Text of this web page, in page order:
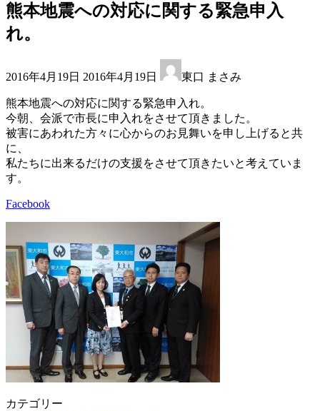
熊本地震への対応に関する緊急申入
れ。
2016年4月19日 終
更
新
日
時
2016年4月19日 東口 まさみ
熊本地震への対応に関する緊急申入れ。
今朝、会派で市長に申入れをさせて頂きました。
被害にあわれた方々に心からのお見舞いを申し上げると共
に、
私たちに出来るだけの支援をさせて頂きたいと考えていま
す。
Facebook
カテゴリー